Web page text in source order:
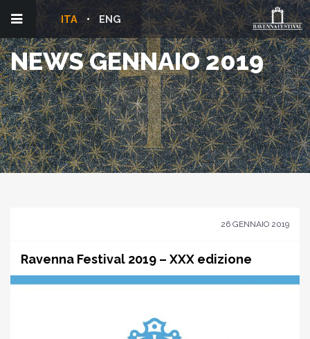
ENG
ITA
NEWS GENNAIO 2019
26 GENNAIO 2019
Ravenna Festival 2019 – XXX edizione